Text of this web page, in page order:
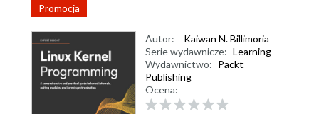
Promocja
Autor:
Kaiwan N. Billimoria
Serie wydawnicze: Learning
Wydawnictwo: Packt
Publishing
Ocena: